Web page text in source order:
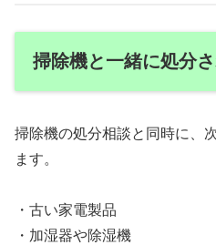
掃除機と一緒に処分
掃除機の処分相談と同時に、
ます。
・古い家電製品
・加湿器や除湿機